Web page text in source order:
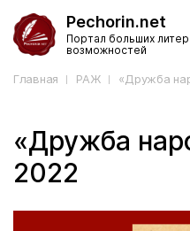
Pechorin.net
Портал больших
возможностей
Главная РАЖ «Дружба
«Дружба
2022